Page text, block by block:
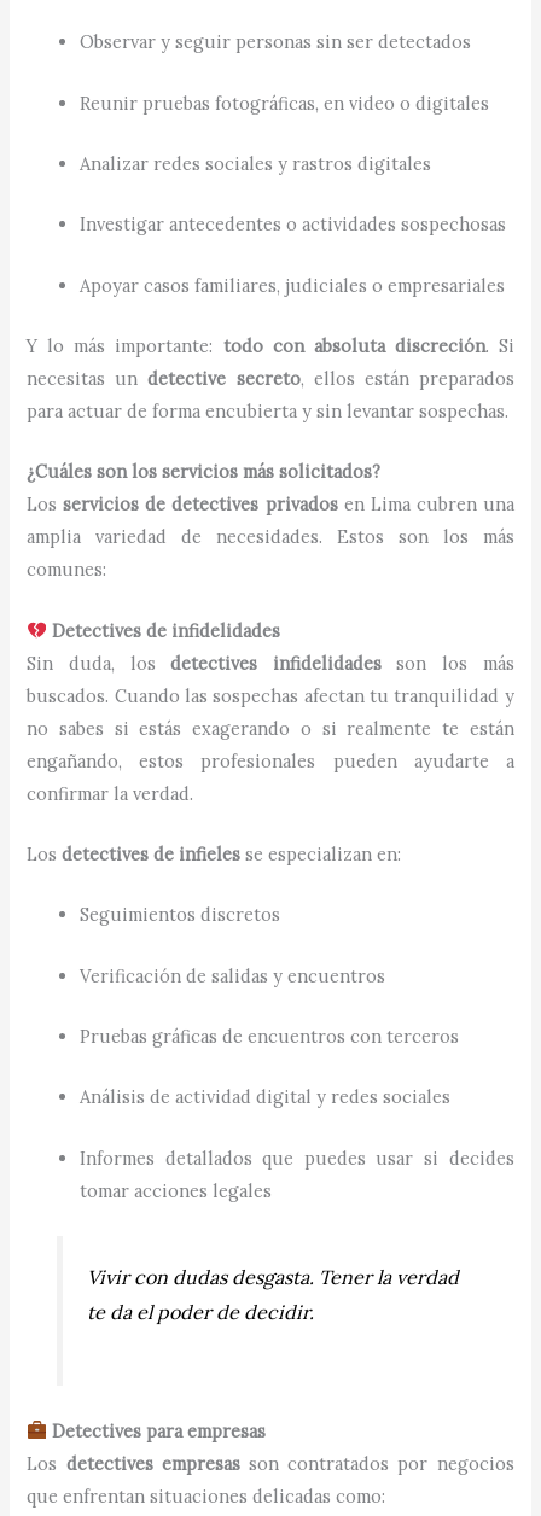
Observar y seguir personas sin ser detectados
Reunir pruebas fotográficas, en video o digitales
Analizar redes sociales y rastros digitales
Investigar antecedentes o actividades sospechosas
Apoyar casos familiares, judiciales o empresariales
Y lo más importante: todo con absoluta discreción. Si
necesitas undetective secreto, ellos están preparados
para actuar de forma encubierta y sin levantar sospechas.
¿Cuáles son los servicios más solicitados?
Losservicios de detectives privadosen Lima cubren una
amplia variedad de necesidades. Estos son los más
comunes:
Detectives de infidelidades
Sin duda, losdetectives infidelidadesson los más
buscados. Cuando las sospechas afectan tu tranquilidad y
no sabes si estás exagerando o si realmente te están
engañando, estos profesionales pueden ayudarte a
confirmar la verdad.
Losdetectives de infieles se especializan en:
Seguimientos discretos
Verificación de salidas y encuentros
Pruebas gráficas de encuentros con terceros
Análisis de actividad digital y redes sociales
Informes detallados que puedes usar si decides
tomar acciones legales
Vivir con dudas desgasta. Tener la verdad
te da el poder de decidir.
Detectives para empresas
Los detectives empresasson contratados por negocios
que enfrentan situaciones delicadas como: